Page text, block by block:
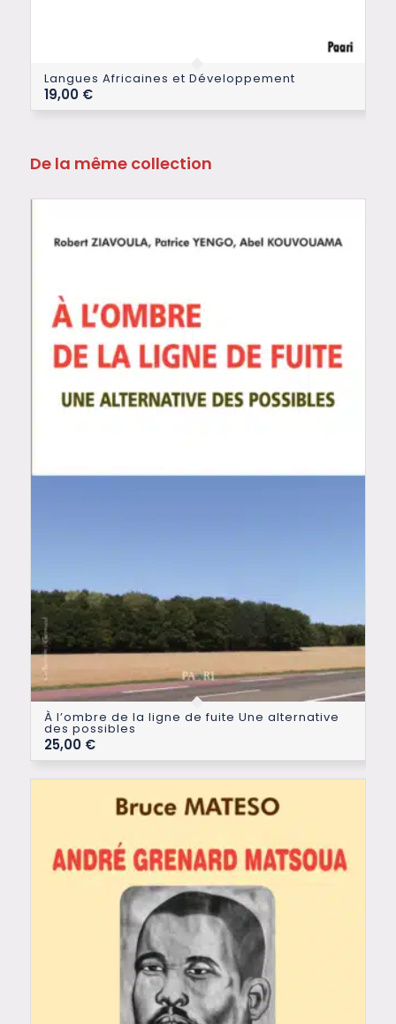
Langues Africaines et Développement
19,00 €
De la même collection
À l’ombre de la ligne de fuite Une alternative
des possibles
25,00 €